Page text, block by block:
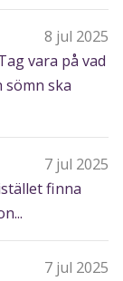
8 jul 2025
vara på vad
sömn ska
7 jul 2025
finna
7 jul 2025